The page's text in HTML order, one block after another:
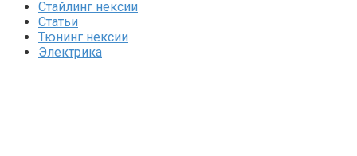
Стайлинг нексии
Статьи
Тюнинг нексии
Электрика